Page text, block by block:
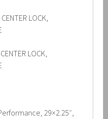
LOCK,
LOCK,
29×2.25″,